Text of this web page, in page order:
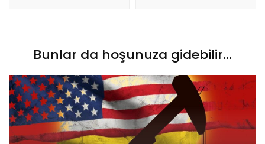
Bunlar da hoşunuza gidebilir...